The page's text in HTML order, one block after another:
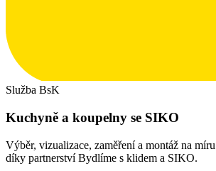
Služba BsK
Kuchyně a koupelny se SIKO
Výběr, vizualizace, zaměření a montáž na
díky partnerství Bydlíme s klidem a SIKO.